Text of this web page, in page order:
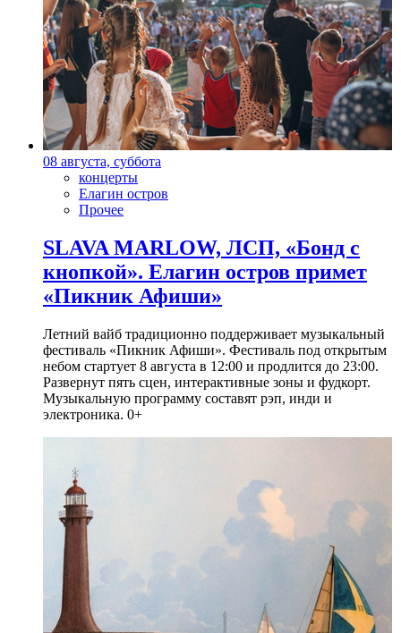
08 августа, суббота
концерты
Елагин остров
Прочее
SLAVA MARLOW, ЛСП, «Бонд с
кнопкой». Елагин остров примет
«Пикник Афиши»
Летний вайб традиционно поддерживает музыкальный
фестиваль «Пикник Афиши». Фестиваль под открытым
небом стартует 8 августа в 12:00 и продлится до 23:00.
Развернут пять сцен, интерактивные зоны и фудкорт.
Музыкальную программу составят рэп, инди и
электроника. 0+